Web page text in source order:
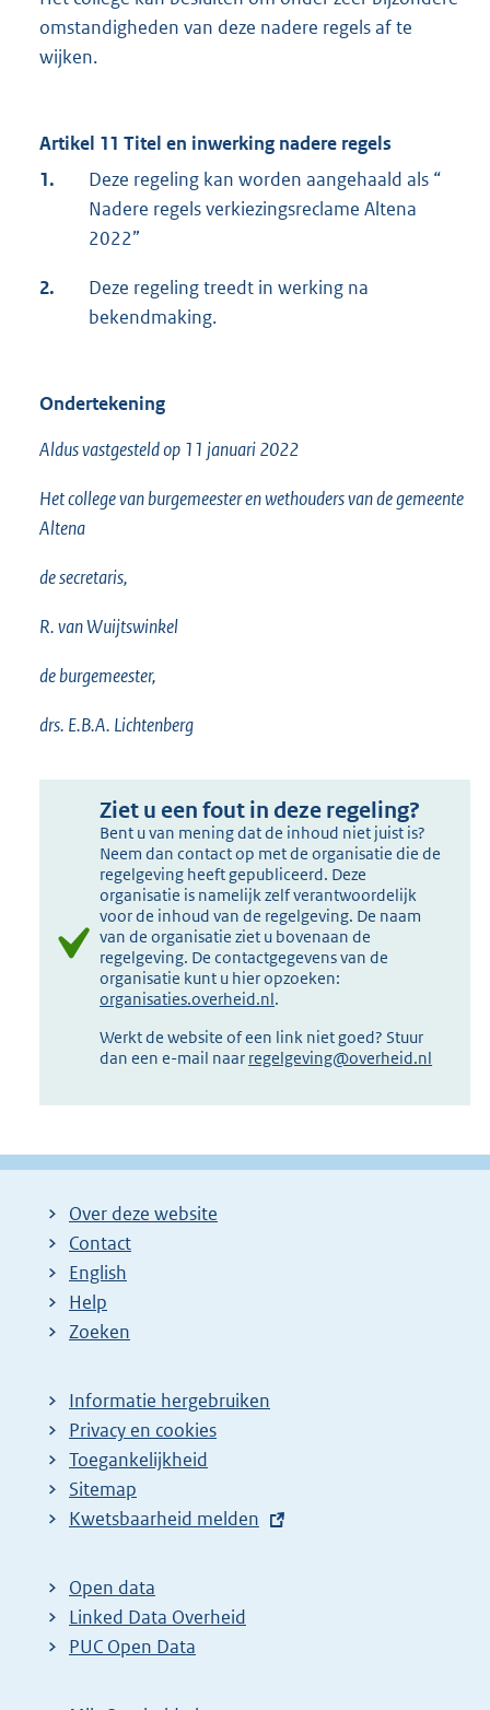
omstandigheden van deze nadere regels af te
wijken.
Artikel 11 Titel en inwerking nadere regels
1.
Deze regeling kan worden aangehaald als “
Nadere regels verkiezingsreclame Altena
2022”
2.
Deze regeling treedt in werking na
bekendmaking.
Ondertekening
Aldus vastgesteld op 11 januari 2022
Het college van burgemeester en wethouders van de gemeente
Altena
de secretaris,
R. van Wuijtswinkel
de burgemeester,
drs. E.B.A. Lichtenberg
Ziet u een fout in deze regeling?
Bent u van mening dat de inhoud niet juist is?
Neem dan contact op met de organisatie die de
regelgeving heeft gepubliceerd. Deze
organisatie is namelijk zelf verantwoordelijk
voor de inhoud van de regelgeving. De naam
van de organisatie ziet u bovenaan de
regelgeving. De contactgegevens van de
organisatie kunt u hier opzoeken:
organisaties.overheid.nl.
Werkt de website of een link niet goed? Stuur
dan een e-mail naar regelgeving@overheid.nl
Over deze website
Contact
English
Help
Zoeken
Informatie hergebruiken
Privacy en cookies
Toegankelijkheid
Sitemap
E
t
e
r
Kwetsbaarheid melden
Open data
Linked Data Overheid
PUC Open Data